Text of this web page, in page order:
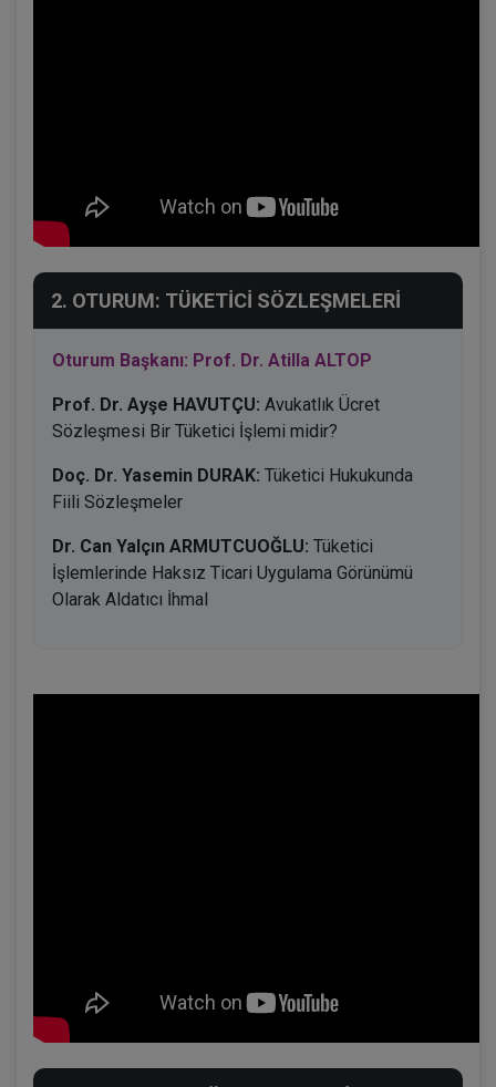
2. OTURUM: TÜKETİCİ SÖZLEŞMELERİ
Oturum Başkanı: Prof. Dr. Atilla ALTOP
Prof. Dr. Ayşe HAVUTÇU: Avukatlık Ücret
Sözleşmesi Bir Tüketici İşlemi midir?
Doç. Dr. Yasemin DURAK: Tüketici Hukukunda
Fiili Sözleşmeler
Dr. Can Yalçın ARMUTCUOĞLU: Tüketici
İşlemlerinde Haksız Ticari Uygulama Görünümü
Olarak Aldatıcı İhmal